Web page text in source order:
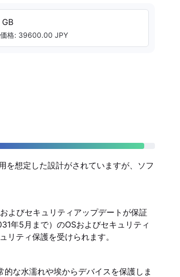
格: 39600.00 JPY
想定した設計がされていますが、ソフ
よびセキュリティアップデートが保証
年5月まで）のOSおよびセキュリティ
リティ保護を受けられます。
な水濡れや埃からデバイスを保護しま